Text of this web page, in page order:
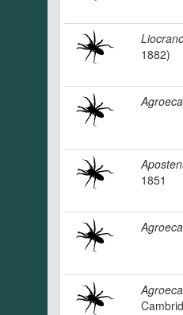
1882)
1851
Agroeca